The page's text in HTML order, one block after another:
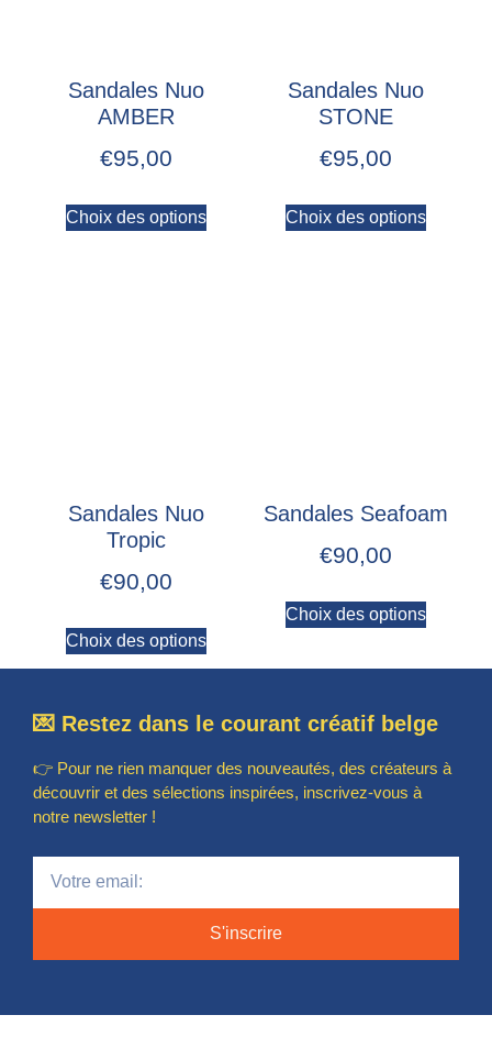
Sandales Nuo
AMBER
€95,00
Choix des options
Sandales Nuo
STONE
€95,00
Choix des options
Sandales Nuo
Tropic
€90,00
Choix des options
Sandales Seafoam
€90,00
Choix des options
💌 Restez dans le courant créatif belge
👉 Pour ne rien manquer des nouveautés, des créateurs à
découvrir et des sélections inspirées, inscrivez-vous à
notre newsletter !
S'inscrire